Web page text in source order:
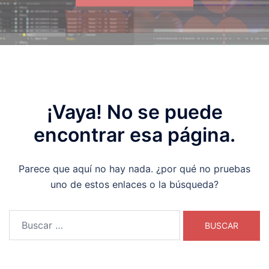
¡Vaya! No se puede
encontrar esa página.
Parece que aquí no hay nada. ¿por qué no pruebas
uno de estos enlaces o la búsqueda?